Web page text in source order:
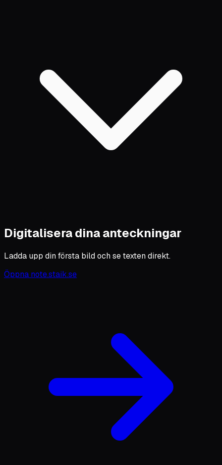
Digitalisera dina anteckningar
Ladda upp din första bild och se texten direkt.
Öppna note.staik.se